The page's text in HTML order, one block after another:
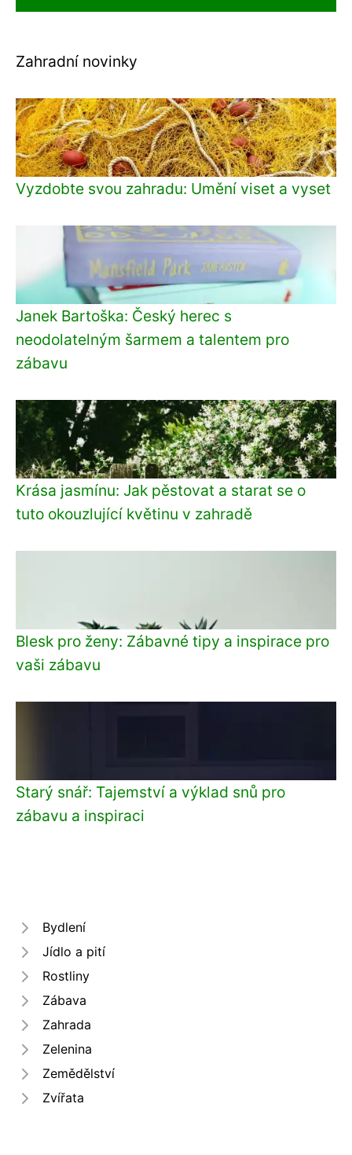
Zahradní novinky
Vyzdobte svou zahradu: Umění viset a vyset
Janek Bartoška: Český herec s
neodolatelným šarmem a talentem pro
zábavu
Krása jasmínu: Jak pěstovat a starat se o
tuto okouzlující květinu v zahradě
Blesk pro ženy: Zábavné tipy a inspirace pro
vaši zábavu
Starý snář: Tajemství a výklad snů pro
zábavu a inspiraci
Bydlení
Jídlo a pití
Rostliny
Zábava
Zahrada
Zelenina
Zemědělství
Zvířata